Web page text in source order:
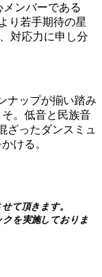
ンバーである
り若手期待の星
対応力に申し分
ナップが揃い踏み
。低音と民族音
ざったダンスミュ
ける。
て頂きます。
クを実施しておりま